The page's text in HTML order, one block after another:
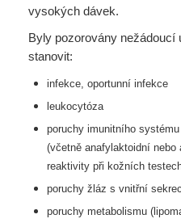
vysokých dávek.
Byly pozorovány nežádoucí
stanovit:
infekce, oportunní infekce
leukocytóza
poruchy imunitního
(včetně anafylaktoidní nebo
reaktivity při kožních
poruchy žláz s vnitřní
poruchy metabolismu